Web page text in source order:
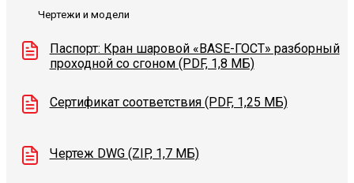
Чертежи и модели
Паспорт: Кран шаровой «BASE-ГОСТ» разборный
проходной со сгоном (PDF, 1,8 МБ)
Сертификат соответствия (PDF, 1,25 МБ)
Чертеж DWG (ZIP, 1,7 МБ)